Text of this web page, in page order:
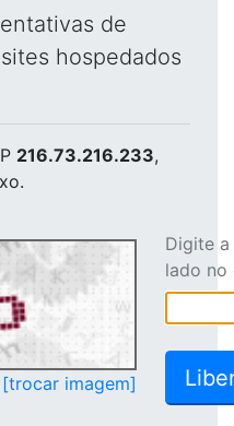
de
hospedados
216.73.216.233,
[trocar imagem]
Digite
lado no